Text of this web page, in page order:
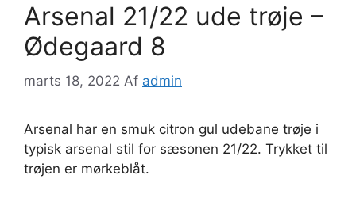
Arsenal 21/22 ude trøje –
Ødegaard 8
marts 18, 2022 Af admin
Arsenal har en smuk citron gul udebane trøje i
typisk arsenal stil for sæsonen 21/22. Trykket til
trøjen er mørkeblåt.